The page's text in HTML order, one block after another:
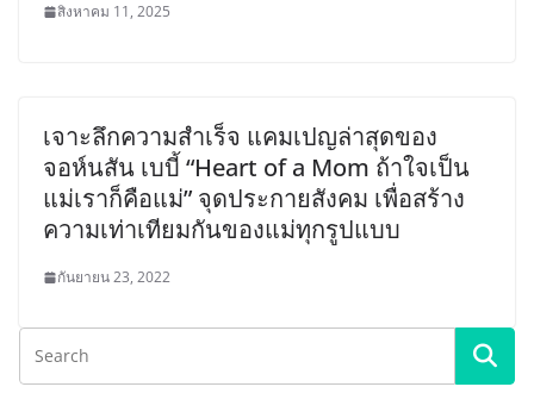
สิงหาคม 11, 2025
เจาะลึกความสำเร็จ แคมเปญล่าสุดของ
จอห์นสัน เบบี้ “Heart of a Mom ถ้าใจเป็น
แม่เราก็คือแม่” จุดประกายสังคม เพื่อสร้าง
ความเท่าเทียมกันของแม่ทุกรูปแบบ
กันยายน 23, 2022